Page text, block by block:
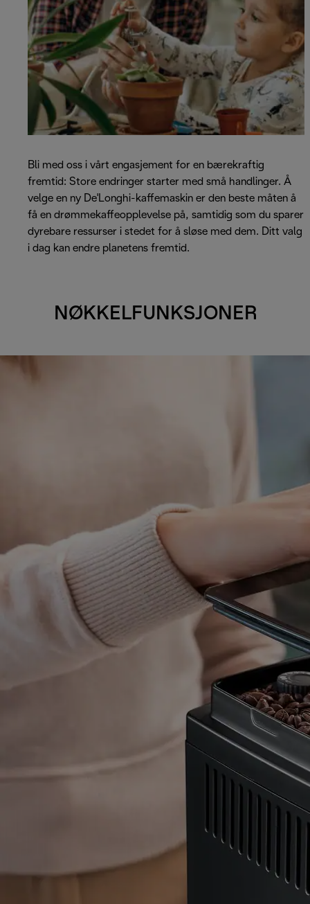
Bli med oss i vårt engasjement for en bærekraftig
fremtid: Store endringer starter med små handlinger. Å
velge en ny De'Longhi-kaffemaskin er den beste måten å
få en drømmekaffeopplevelse på, samtidig som du sparer
dyrebare ressurser i stedet for å sløse med dem. Ditt valg
i dag kan endre planetens fremtid.
NØKKELFUNKSJONER